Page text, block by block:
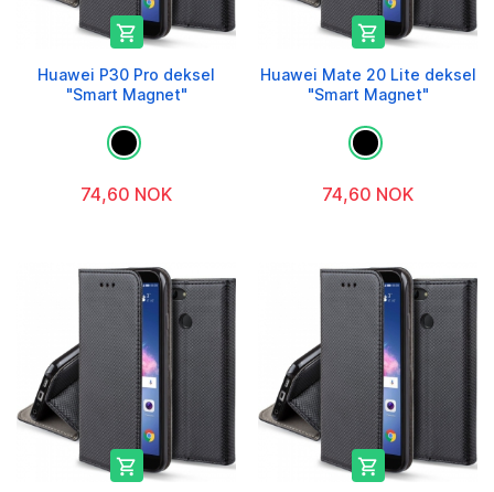

Huawei P30 Pro deksel
"Smart Magnet"
74,60 NOK

Huawei Mate 20 Lite deksel
"Smart Magnet"
74,60 NOK
 